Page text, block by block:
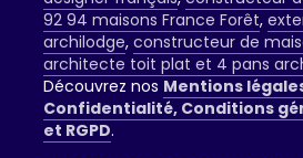
92 94 maisons France Forêt,
archilodge, constructeur de
architecte toit plat et 4 pans
Découvrez nos Mentions
Confidentialité, Conditions
et RGPD.